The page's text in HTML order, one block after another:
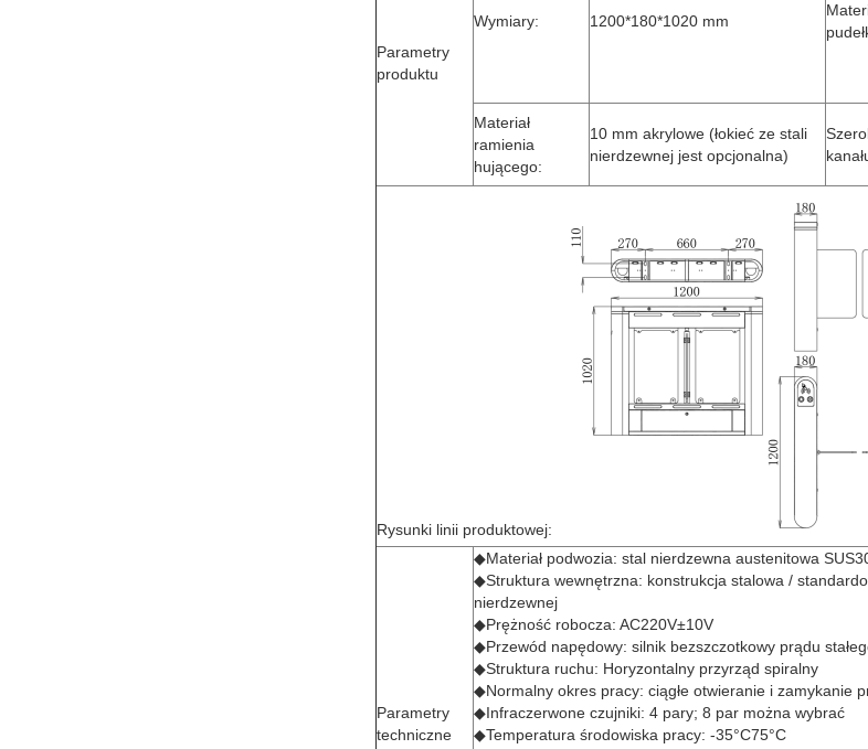
Parametry
produktu
Wymiary: 1200*180*1020 mm
Materiał
ramienia
hującego:
10 mm akrylowe (łokieć ze stali
nierdzewnej jest opcjonalna)
Rysunki linii produktowej:
Parametry
techniczne
◆Materiał podwozia: stal nierdzewna austenitowa
◆Struktura wewnętrzna: konstrukcja stalowa /
nierdzewnej
◆Prężność robocza: AC220V±10V
◆Przewód napędowy: silnik bezszczotkowy prądu
◆Struktura ruchu: Horyzontalny przyrząd spiralny
◆Normalny okres pracy: ciągłe otwieranie i zamykanie
◆Infraczerwone czujniki: 4 pary; 8 par można wybrać
◆Temperatura środowiska pracy: -35°C75°C